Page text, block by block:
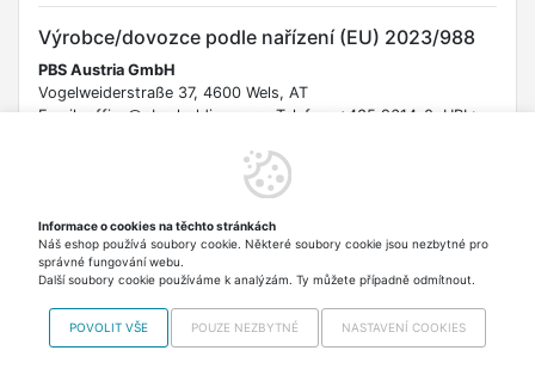
Výrobce/dovozce podle nařízení (EU) 2023/988
PBS Austria GmbH
Vogelweiderstraße 37, 4600 Wels, AT
Email: office@pbs-holding.com Telefon: +435 9614-0 URL:
Bezpečnostní informace
UPOZORNĚNÍ: Nebezpečí udušení. Malé části. Uchovávejte
mimo dosah dětí mladších 3 let. Hrozí také riziko poranění očí
při prasknutí nebo vystřelení gumičky. Nejedná se o hračku.
Najdete nás i naMALL.CZ
Copyright © 2012-2026
Informace o cookies na těchto stránkách
Náš eshop používá soubory cookie. Některé soubory cookie jsou nezbytné pro
správné fungování webu.
Další soubory cookie používáme k analýzám. Ty můžete případně odmítnout.
POVOLIT VŠE POUZE NEZBYTNÉ NASTAVENÍ COOKIES